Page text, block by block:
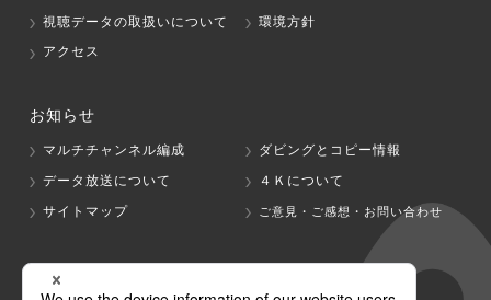
視聴データの取扱いについて
環境方針
アクセス
お知らせ
マルチチャンネル編成
ダビングとコピー情報
データ放送について
４Ｋについて
サイトマップ
ご意見・ご感想・お問い合わせ
グループ会社